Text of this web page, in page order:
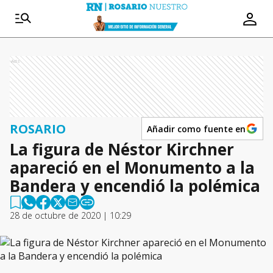
Ads
ROSARIO Añadir como fuente en
La figura de Néstor Kirchner
apareció en el Monumento a la
Bandera y encendió la polémica
28 de octubre de 2020 | 10:29